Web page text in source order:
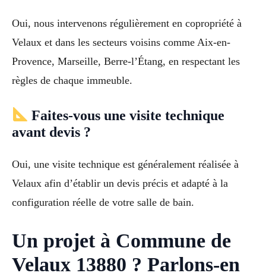
Oui, nous intervenons régulièrement en copropriété à
Velaux et dans les secteurs voisins comme Aix-en-
Provence, Marseille, Berre-l’Étang, en respectant les
règles de chaque immeuble.
Faites-vous une visite technique
avant devis ?
Oui, une visite technique est généralement réalisée à
Velaux afin d’établir un devis précis et adapté à la
configuration réelle de votre salle de bain.
Un projet à Commune de
Velaux 13880 ? Parlons-en